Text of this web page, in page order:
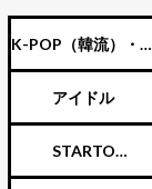
K-POP（韓流）・海
外アーティスト
アイドル
STARTO